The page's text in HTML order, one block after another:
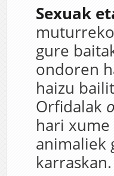
Sexuak
gure
ondoren
haizu
Orfidalak
hari
animaliek
karraskan.